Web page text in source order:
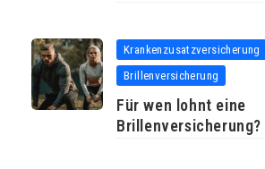
Krankenzusatzversicherung
Brillenversicherung
Für wen lohnt eine
Brillenversicherung?